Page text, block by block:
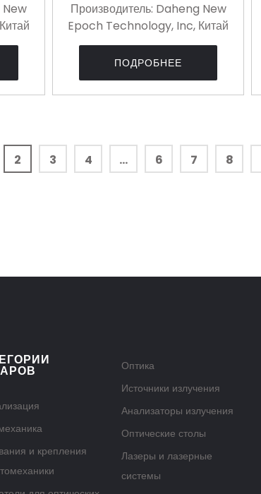
Производитель: Daheng New
Epoch Technology, Inc, Китай
ПОДРОБНЕЕ
2 3 4 ... 6 7 8
и крепления
Оптика
Источники излучения
Анализаторы излучения
Оптические столы
Лазеры и лазерные
системы